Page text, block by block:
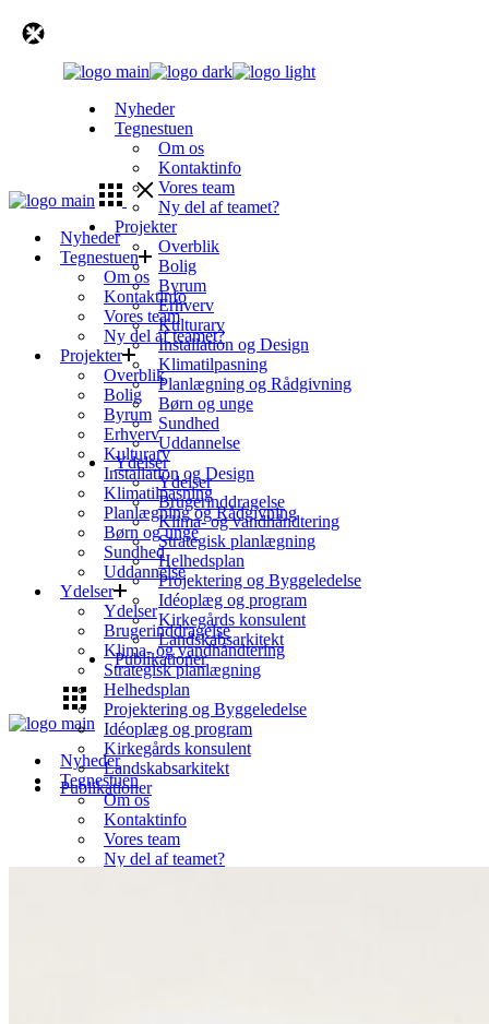
Nyheder
Tegnestuen
Om os
Kontaktinfo
Vores team
Ny del af teamet?
Projekter
Overblik
Bolig
Byrum
Erhverv
Kulturarv
Installation og Design
Klimatilpasning
Planlægning og Rådgivning
Børn og unge
Sundhed
Uddannelse
Ydelser
Ydelser
Brugerinddragelse
Klima- og vandhåndtering
Strategisk planlægning
Helhedsplan
Projektering og Byggeledelse
Idéoplæg og program
Kirkegårds konsulent
Landskabsarkitekt
Publikationer
Nyheder
Tegnestuen
Om os
Kontaktinfo
Vores team
Ny del af teamet?
Nyheder
Tegnestuen
Om os
Kontaktinfo
Vores team
Ny del af teamet?
Projekter
Overblik
Bolig
Byrum
Erhverv
Kulturarv
Installation og Design
Klimatilpasning
Planlægning og Rådgivning
Børn og unge
Sundhed
Uddannelse
Ydelser
Ydelser
Brugerinddragelse
Klima- og vandhåndtering
Strategisk planlægning
Helhedsplan
Projektering og Byggeledelse
Idéoplæg og program
Kirkegårds konsulent
Landskabsarkitekt
Publikationer